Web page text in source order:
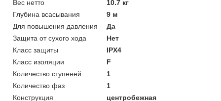
Вес нетто
10.7 кг
Глубина всасывания
9 м
Для повышения давления
Да
Защита от сухого хода
Нет
Класс защиты
IPX4
Класс изоляции
F
Количество ступеней
1
Количество фаз
1
Конструкция
центробежная